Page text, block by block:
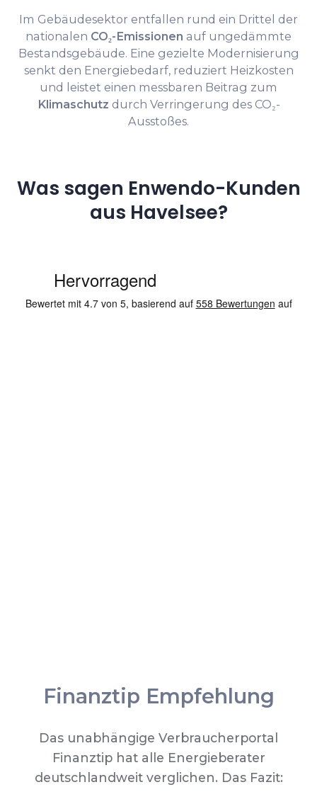
Im Gebäudesektor entfallen rund ein Drittel der
nationalen CO₂-Emissionen auf ungedämmte
Bestandsgebäude. Eine gezielte Modernisierung
senkt den Energiebedarf, reduziert Heizkosten
und leistet einen messbaren Beitrag zum
Klimaschutz durch Verringerung des CO₂-
Ausstoßes.
Was sagen Enwendo-Kunden
aus Havelsee?
Finanztip Empfehlung
Das unabhängige Verbraucherportal
Finanztip hat alle Energieberater
deutschlandweit verglichen. Das Fazit: